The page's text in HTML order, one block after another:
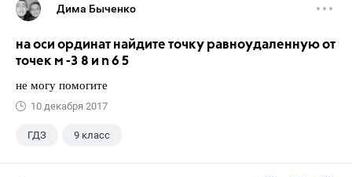
Дима Быченко
на оси ординат найдите точку равноудаленную от
точек м -3 8 и n 6 5
не могу помогите
10 декабря 2017
ГДЗ 9 класс